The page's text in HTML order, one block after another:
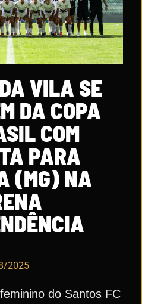
VILA SE
DA COPA
COM
PARA
(MG) NA
2025
do Santos FC